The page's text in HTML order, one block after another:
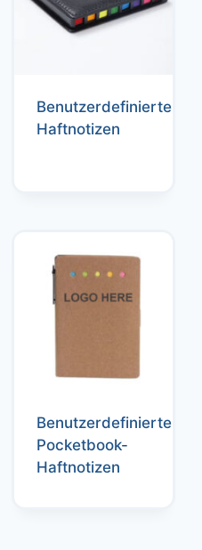
Benutzerdefinierte
Haftnotizen
Benutzerdefinierte
Pocketbook-
Haftnotizen